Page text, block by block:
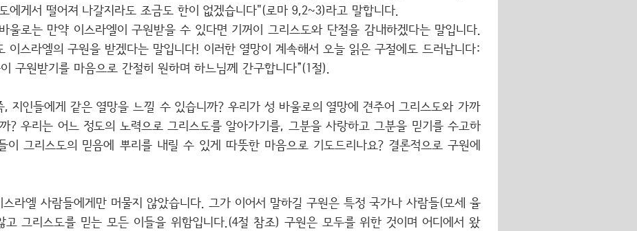
에게서 떨어져 나갈지라도 조금도 한이 없겠습니다"(로마 9,2~3)라고 말합니다.
울로는 만약 이스라엘이 구원받을 수 있다면 기꺼이 그리스도와 단절을 감내하겠다는 말입니다.
이스라엘의 구원을 받겠다는 말입니다! 이러한 열망이 계속해서 오늘 읽은 구절에도 드러납니다:
구원받기를 마음으로 간절히 원하며 하느님께 간구합니다”(1절).
, 지인들에게 같은 열망을 느낄 수 있습니까? 우리가 성 바울로의 열망에 견주어 그리스도와 가까
? 우리는 어느 정도의 노력으로 그리스도를 알아가기를, 그분을 사랑하고 그분을 믿기를 수고하
이 그리스도의 믿음에 뿌리를 내릴 수 있게 따뜻한 마음으로 기도드리나요? 결론적으로 구원에
라엘 사람들에게만 머물지 않았습니다. 그가 이어서 말하길 구원은 특정 국가나 사람들(모세 율
고 그리스도를 믿는 모든 이들을 위함입니다.(4절 참조) 구원은 모두를 위한 것이며 어디에서 왔